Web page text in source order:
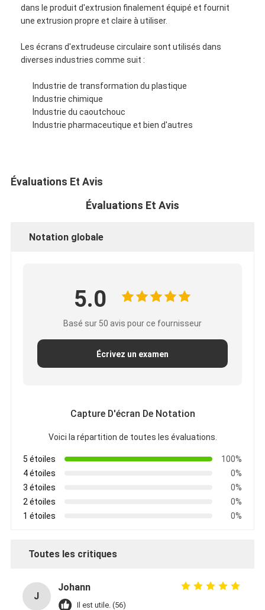
dans le produit d'extrusion finalement équipé et fournit
une extrusion propre et claire à utiliser.
Les écrans d'extrudeuse circulaire sont utilisés dans
diverses industries comme suit :
Industrie de transformation du plastique
Industrie chimique
Industrie du caoutchouc
Industrie pharmaceutique et bien d'autres
Évaluations Et Avis
Évaluations Et Avis
Notation globale
5.0
Basé sur 50 avis pour ce fournisseur
Écrivez un examen
Capture D'écran De Notation
Voici la répartition de toutes les évaluations.
5 étoiles
100%
4 étoiles
0%
3 étoiles
0%
2 étoiles
0%
1 étoiles
0%
Toutes les critiques
J
Johann
Il est utile. (56)